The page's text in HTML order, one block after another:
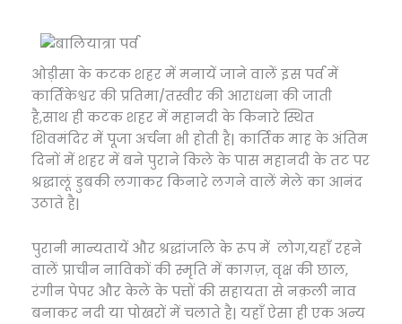
ओड़ीसा के कटक शहर में मनायें जाने वालें इस पर्व में
कार्तिकेश्वर की प्रतिमा/तस्वीर की आराधना की जाती
है,साथ ही कटक शहर में महानदी के किनारे स्थित
शिवमंदिर में पूजा अर्चना भी होती है| कार्तिक माह के अंतिम
दिनों में शहर में बने पुराने किले के पास महानदी के तट पर
श्रद्धालूं डुबकी लगाकर किनारे लगने वालें मेले का आनंद
उठाते है|
पुरानी मान्यतायें और श्रद्धांजलि के रूप में लोग,यहाँ रहने
वालें प्राचीन नाविकों की स्मृति में काग़ज़, वृक्ष की छाल,
रंगीन पेपर और केले के पत्तों की सहायता से नक़ली नाव
बनाकर नदी या पोखरों में चलाते है| यहाँ ऐसा ही एक अन्य